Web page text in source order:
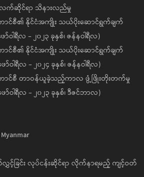
က်ဆိုင်ရာ သိနားလည်မှု
ာင်စီ၏ နိုင်ငံအကျိုး သယ်ပိုးဆောင်ရွက်ချက်
ဝါရီလ - ၂၀၂၃ ခုနှစ်၊ ဇန်နဝါရီလ)
ာင်စီ၏ နိုင်ငံအကျိုး သယ်ပိုးဆောင်ရွက်ချက်
ာ်ဝါရီလ - ၂၀၂၄ ခုနှစ်၊ ဇန်နဝါရီလ)
ောင်စီ တာဝန်ယူခဲ့သည့်ကာလ ဖွံ့ဖြိုးတိုးတက်မှု
ာ်ဝါရီလ - ၂၀၂၃ ခုနှစ်၊ ဒီဇင်ဘာလ)
င့်ခြင်း လုပ်ငန်းဆိုင်ရာ လိုက်နာရမည့် ကျင့်ဝတ်